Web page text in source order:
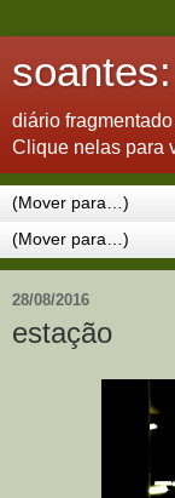
diário
Clique nelas para
28/08/2016
estação